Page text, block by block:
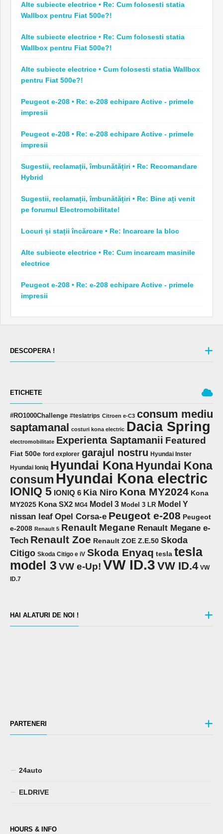
Alte subiecte electrice • Re: Cum folosesti statia
Wallbox pentru Fiat 500e?!
Alte subiecte electrice • Re: Cum folosesti statia
Wallbox pentru Fiat 500e?!
Alte subiecte electrice • Cum folosesti statia Wallbox
pentru Fiat 500e?!
Peugeot e-208 • Re: e-208 echipare Active - primele
impresii
Peugeot e-208 • Re: e-208 echipare Active - primele
impresii
Sugestii, reclamații, îmbunătățiri • Re: Recomandare
Hybrid
Sugestii, reclamații, îmbunătățiri • Re: Bine ați venit
pe forumul Electromobilitate!
Locuri și stații încărcare • Re: Incarcare la bloc
Alte subiecte electrice • Re: Cum incarcam masinile
electrice
Peugeot e-208 • Re: e-208 echipare Active - primele
impresii
DESCOPERA !
ETICHETE
#RO1000Challenge #teslatrips Citroen e-C3 consum mediu
saptamanal
costuri kona electric Dacia Spring
electromobilitate Experienta Saptamanii Featured
Fiat 500e ford explorer garajul nostru Hyundai Inster
Hyundai Ioniq Hyundai KonaHyundai Kona
consum Hyundai Kona electric
IONIQ 5 IONIQ 6 Kia Niro Kona MY2024 Kona
MY2025 Kona SX2 MG4 Model 3 Model 3 LR Model Y
nissan leaf Opel Corsa-e Peugeot e-208 Peugeot
e-2008 Renault 5 Renault Megane Renault Megane e-
Tech Renault Zoe Renault ZOE Z.E.50 Skoda
Citigo Skoda Citigo e iV Skoda Enyaq tesla tesla
model 3 VW e-Up! VW ID.3 VW ID.4 VW
ID.7
HAI ALATURI DE NOI !
PARTENERI
24auto
ELDRIVE
HOURS & INFO